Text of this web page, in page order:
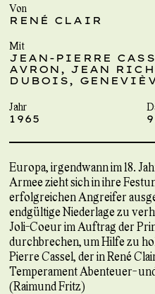
Von
RENÉ CLAIR
Mit
JEAN-PIERRE
AVRON, JEAN
DUBOIS,
Jahr
1965
Europa, irgendwann im 18.
Armee zieht sich in ihre
erfolgreichen Angreifer
endgültige Niederlage zu
Joli-Coeur im Auftrag der
durchbrechen, um Hilfe zu
Pierre Cassel, der in René
Temperament Abenteuer-
(Raimund Fritz)